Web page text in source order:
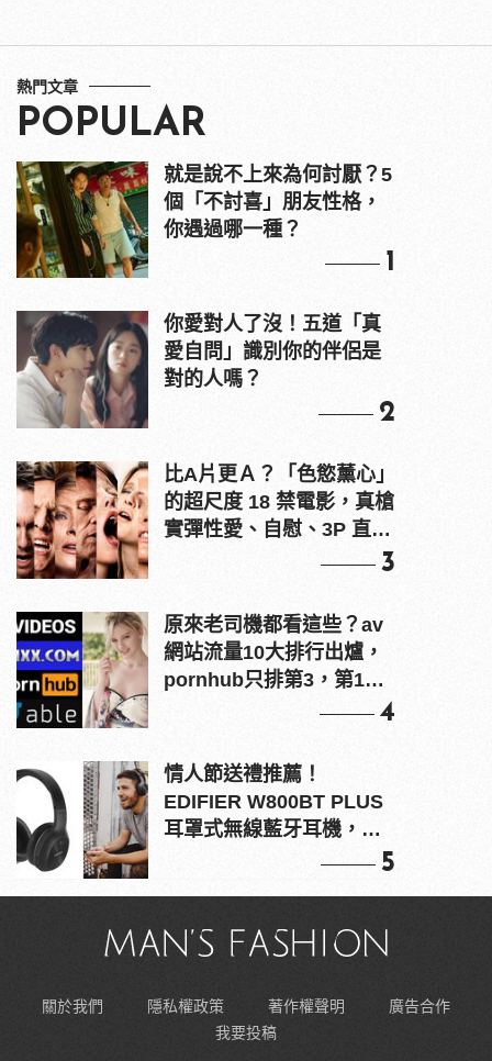
熱門文章
POPULAR
就是說不上來為何討厭？5
個「不討喜」朋友性格，
你遇過哪一種？
1
你愛對人了沒！五道「真
愛自問」識別你的伴侶是
對的人嗎？
2
比A片更Ａ？「色慾薰心」
的超尺度 18 禁電影，真槍
實彈性愛、自慰、3P 直接
3
原來老司機都看這些？av
網站流量10大排行出爐，
pornhub只排第3，第1名
4
情人節送禮推薦！
EDIFIER W800BT PLUS
耳罩式無線藍牙耳機，在
5
關於我們 隱私權政策 著作權聲明
廣告合作
我要投稿